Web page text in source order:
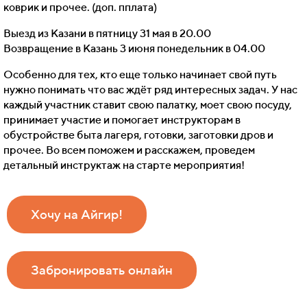
коврик и прочее. (доп. пплата)
Выезд из Казани в пятницу 31 мая в 20.00
Возвращение в Казань 3 июня понедельник в 04.00
Особенно для тех, кто еще только начинает свой путь
нужно понимать что вас ждёт ряд интересных задач. У нас
каждый участник ставит свою палатку, моет свою посуду,
принимает участие и помогает инструкторам в
обустройстве быта лагеря, готовки, заготовки дров и
прочее. Во всем поможем и расскажем, проведем
детальный инструктаж на старте мероприятия!
Хочу на Айгир!
Забронировать онлайн